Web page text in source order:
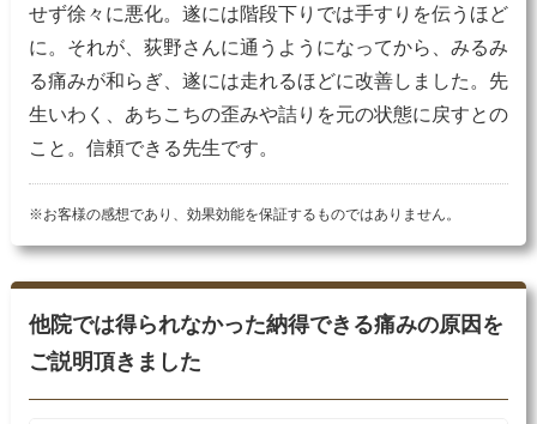
せず徐々に悪化。遂には階段下りでは手すりを伝うほど
に。それが、荻野さんに通うようになってから、みるみ
る痛みが和らぎ、遂には走れるほどに改善しました。先
生いわく、あちこちの歪みや詰りを元の状態に戻すとの
こと。信頼できる先生です。
※お客様の感想であり、効果効能を保証するものではありません。
他院では得られなかった納得できる痛みの原因を
ご説明頂きました